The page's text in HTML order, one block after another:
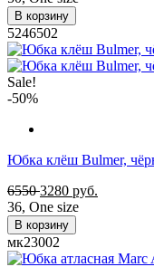
В корзину
5246502
Sale!
-50%
Юбка клёш Bulmer,
6550 3280 руб.
36, One size
В корзину
мк23002